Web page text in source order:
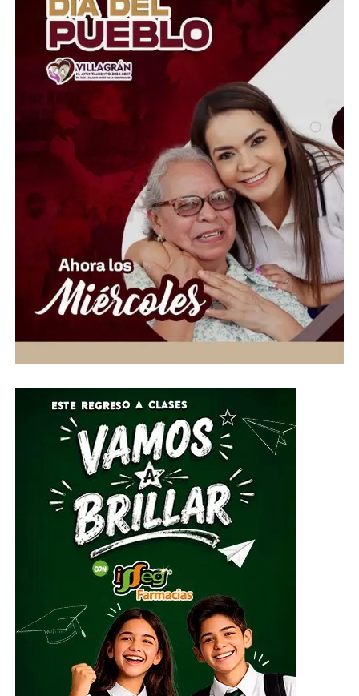
Lo más preocupante es que Cuesta China y el callejón de
Pinguica no son casos aislados. En distintas colonias,
callejones y comunidades de Guanajuato capital se
repiten las quejas por luminarias descompuestas y calles
a oscuras. La pregunta es inevitable: ¿de qué sirve
presumir una ciudad turística si sus habitantes tienen
que regresar a casa entre la oscuridad? La falta de
alumbrado ya dejó de ser una molestia; hoy representa
un problema de seguridad que el gobierno municipal no
puede seguir ignorando.